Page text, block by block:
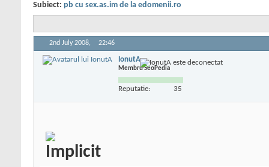
Subiect: pb cu sex.as.im de la edomenii.ro
2nd July 2008, 22:46
IonutA
Membru SeoPedia
Reputatie: 35